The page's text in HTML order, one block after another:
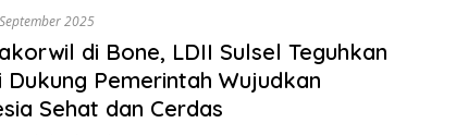
2025
di Bone, LDII Sulsel Teguhkan
Dukung Pemerintah Wujudkan
Sehat dan Cerdas